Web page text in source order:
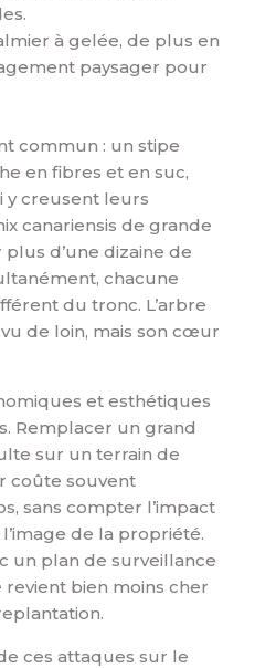
à gelée, de plus en
paysager pour
commun : un stipe
en fibres et en suc,
y creusent leurs
canariensis de grande
d’une dizaine de
chacune
du tronc. L’arbre
de loin, mais son cœur
et esthétiques
Remplacer un grand
sur un terrain de
coûte souvent
sans compter l’impact
de la propriété.
un plan de surveillance
bien moins cher
ces attaques sur le